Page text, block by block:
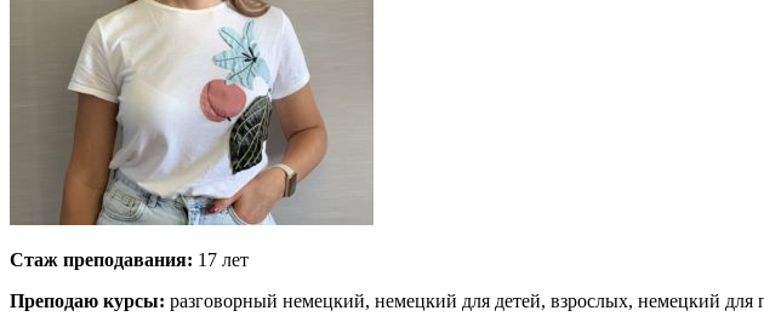
Стаж преподавания: 17 лет
Преподаю курсы: разговорный немецкий, немецкий для детей, взрослых, немецкий для